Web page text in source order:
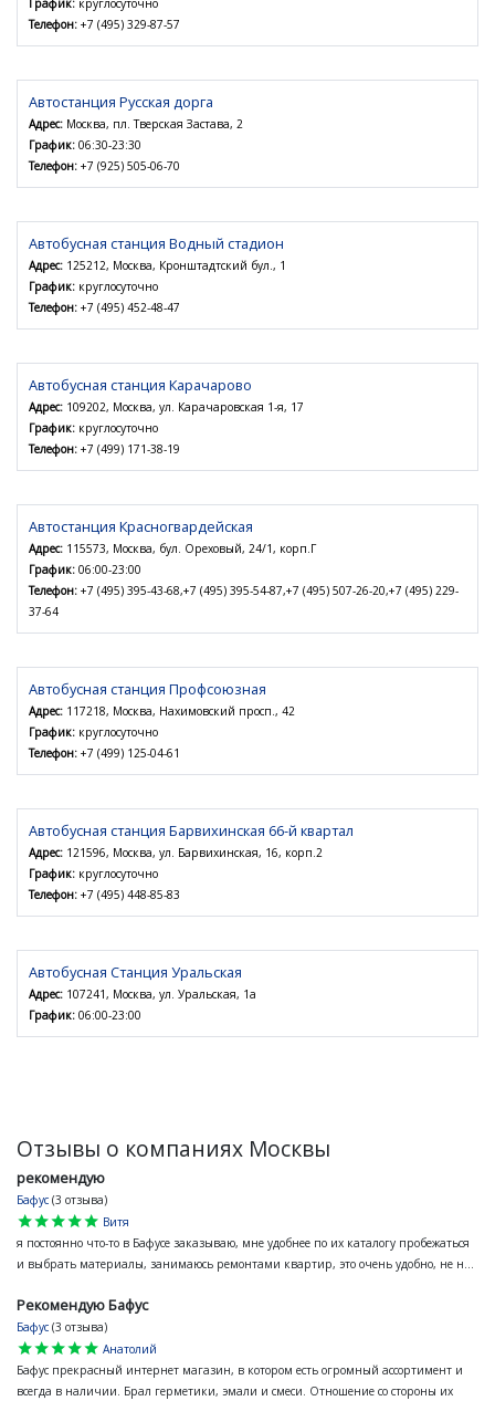
График: круглосуточно
Телефон: +7 (495) 329-87-57
Автостанция Русская дорга
Адрес: Москва, пл. Тверская Застава, 2
График: 06:30-23:30
Телефон: +7 (925) 505-06-70
Автобусная станция Водный стадион
Адрес: 125212, Москва, Кронштадтский бул., 1
График: круглосуточно
Телефон: +7 (495) 452-48-47
Автобусная станция Карачарово
Адрес: 109202, Москва, ул. Карачаровская 1-я, 17
График: круглосуточно
Телефон: +7 (499) 171-38-19
Автостанция Красногвардейская
Адрес: 115573, Москва, бул. Ореховый, 24/1, корп.Г
График: 06:00-23:00
Телефон: +7 (495) 395-43-68,+7 (495) 395-54-87,+7 (495) 507-26-20,+7 (495) 229-
37-64
Автобусная станция Профсоюзная
Адрес: 117218, Москва, Нахимовский просп., 42
График: круглосуточно
Телефон: +7 (499) 125-04-61
Автобусная станция Барвихинская 66-й квартал
Адрес: 121596, Москва, ул. Барвихинская, 16, корп.2
График: круглосуточно
Телефон: +7 (495) 448-85-83
Автобусная Станция Уральская
Адрес: 107241, Москва, ул. Уральская, 1а
График: 06:00-23:00
Отзывы о компаниях Москвы
рекомендую
Бафус (3 отзыва)
star
star
star
star
star
Витя
я постоянно что-то в Бафусе заказываю, мне удобнее по их каталогу пробежаться
и выбрать материалы, занимаюсь ремонтами квартир, это очень удобно, не н...
Рекомендую Бафус
Бафус (3 отзыва)
star
star
star
star
star
Анатолий
Бафус прекрасный интернет магазин, в котором есть огромный ассортимент и
всегда в наличии. Брал герметики, эмали и смеси. Отношение со стороны их